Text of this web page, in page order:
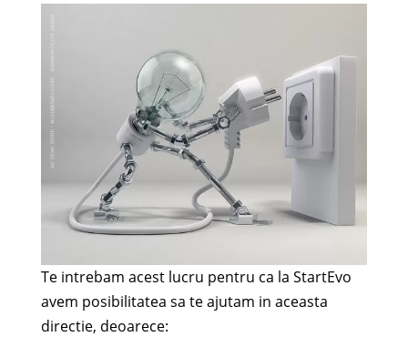
Te intrebam acest lucru pentru ca la StartEvo
avem posibilitatea sa te ajutam in aceasta
directie, deoarece: